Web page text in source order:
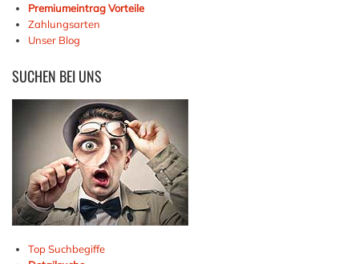
Premiumeintrag Vorteile
Zahlungsarten
Unser Blog
SUCHEN BEI UNS
Top Suchbegiffe